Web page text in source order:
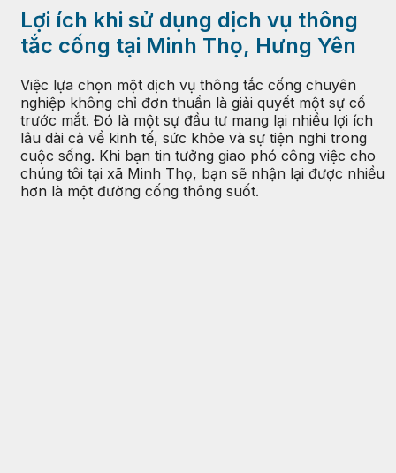
Lợi ích khi sử dụng dịch vụ thông
tắc cống tại Minh Thọ, Hưng Yên
Việc lựa chọn một dịch vụ thông tắc cống chuyên
nghiệp không chỉ đơn thuần là giải quyết một sự cố
trước mắt. Đó là một sự đầu tư mang lại nhiều lợi ích
lâu dài cả về kinh tế, sức khỏe và sự tiện nghi trong
cuộc sống. Khi bạn tin tưởng giao phó công việc cho
chúng tôi tại xã Minh Thọ, bạn sẽ nhận lại được nhiều
hơn là một đường cống thông suốt.